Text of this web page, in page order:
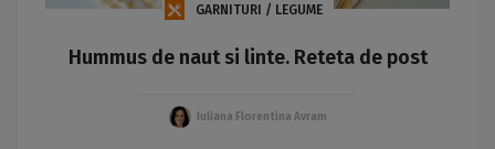
GARNITURI / LEGUME
Hummus de naut si linte. Reteta de post
Iuliana Florentina Avram